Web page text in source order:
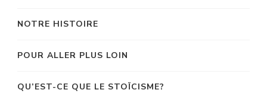
NOTRE HISTOIRE
POUR ALLER PLUS LOIN
QU’EST-CE QUE LE STOÏCISME?